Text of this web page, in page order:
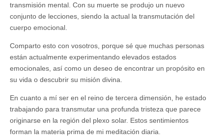
transmisión mental. Con su muerte se produjo un nuevo
conjunto de lecciones, siendo la actual la transmutación del
cuerpo emocional.
Comparto esto con vosotros, porque sé que muchas personas
están actualmente experimentando elevados estados
emocionales, así como un deseo de encontrar un propósito en
su vida o descubrir su misión divina.
En cuanto a mí ser en el reino de tercera dimensión, he estado
trabajando para transmutar una profunda tristeza que parece
originarse en la región del plexo solar. Estos sentimientos
forman la materia prima de mi meditación diaria.